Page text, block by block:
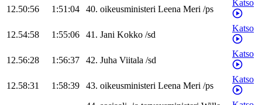
12.50:56 1:51:04 40. oikeusministeri Leena Meri /ps
Katso
12.54:58 1:55:06 41. Jani Kokko /sd
Katso
12.56:28 1:56:37 42. Juha Viitala /sd
Katso
12.58:31 1:58:39 43. oikeusministeri Leena Meri /ps
Katso